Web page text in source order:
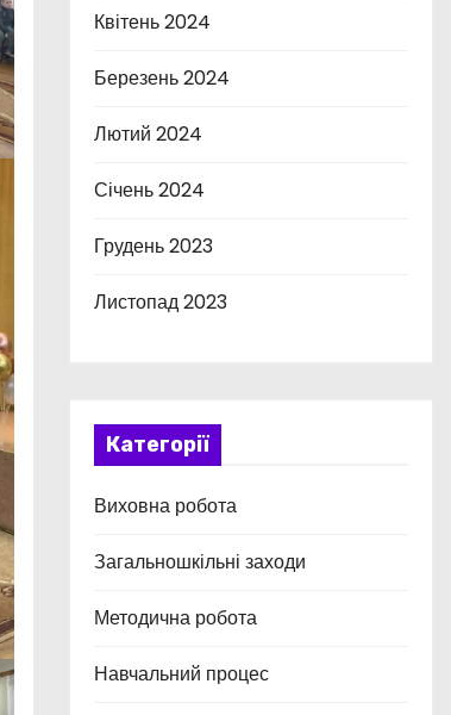
Квітень 2024
Березень 2024
Лютий 2024
Січень 2024
Грудень 2023
Листопад 2023
Категорії
Виховна робота
Загальношкільні заходи
Методична робота
Навчальний процес